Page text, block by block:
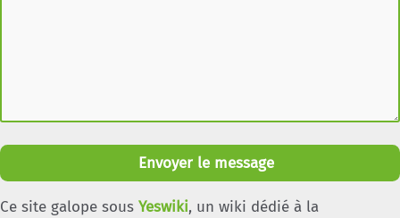
Envoyer le message
Ce site galope sous Yeswiki, un wiki dédié à la